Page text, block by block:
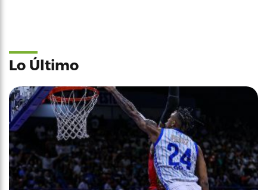
Lo Último